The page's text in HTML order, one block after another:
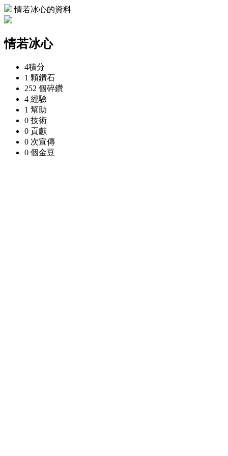
情若冰心的資料
情若冰心
4積分
1 顆鑽石
252 個碎鑽
4 經驗
1 幫助
0 技術
0 貢獻
0 次宣傳
0 個金豆